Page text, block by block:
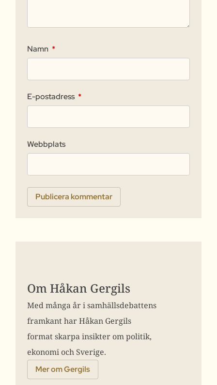
Namn *
E-postadress *
Webbplats
Om Håkan Gergils
Med många år i samhällsdebattens
framkant har Håkan Gergils
format skarpa insikter om politik,
ekonomi och Sverige.
Mer om Gergils